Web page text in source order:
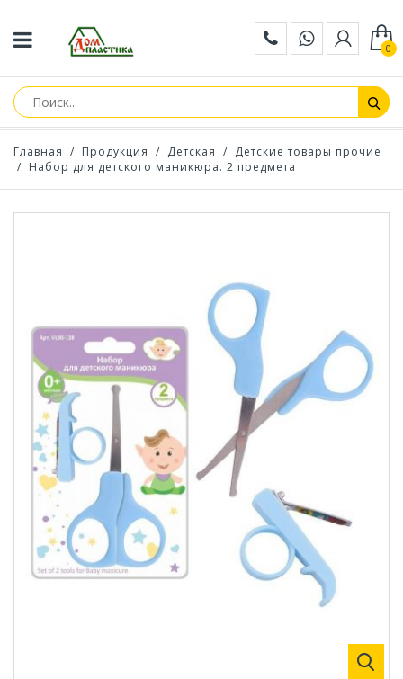
0
Главная / Продукция / Детская / Детские товары прочие
/ Набор для детского маникюра. 2 предмета